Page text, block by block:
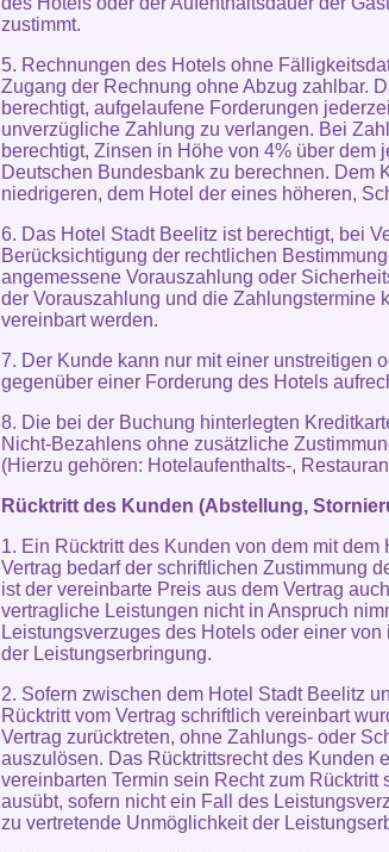
zustimmt.
5. Rechnungen des Hotels ohne
Zugang der Rechnung ohne Abzug zahlbar.
berechtigt, aufgelaufene Forderungen
unverzügliche Zahlung zu verlangen. Bei
berechtigt, Zinsen in Höhe von 4% über dem
Deutschen Bundesbank zu berechnen. Dem
niedrigeren, dem Hotel der eines höheren,
6. Das Hotel Stadt Beelitz ist berechtigt, bei
Berücksichtigung der rechtlichen
angemessene Vorauszahlung oder
der Vorauszahlung und die Zahlungstermine
vereinbart werden.
7. Der Kunde kann nur mit einer unstreitigen
gegenüber einer Forderung des Hotels
8. Die bei der Buchung hinterlegten
Nicht-Bezahlens ohne zusätzliche
(Hierzu gehören: Hotelaufenthalts-,
Rücktritt des Kunden (Abstellung,
1. Ein Rücktritt des Kunden von dem mit
Vertrag bedarf der schriftlichen Zustimmung
ist der vereinbarte Preis aus dem Vertrag
vertragliche Leistungen nicht in Anspruch
Leistungsverzuges des Hotels oder einer
der Leistungserbringung.
2. Sofern zwischen dem Hotel Stadt Beelitz
Rücktritt vom Vertrag schriftlich vereinbart
Vertrag zurücktreten, ohne Zahlungs- oder
auszulösen. Das Rücktrittsrecht des Kunden
vereinbarten Termin sein Recht zum Rücktritt
ausübt, sofern nicht ein Fall des
zu vertretende Unmöglichkeit der